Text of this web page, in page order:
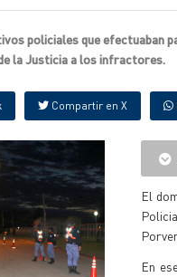
policiales que efectuaban
la Justicia a los infractores.
Compartir en X
El
En